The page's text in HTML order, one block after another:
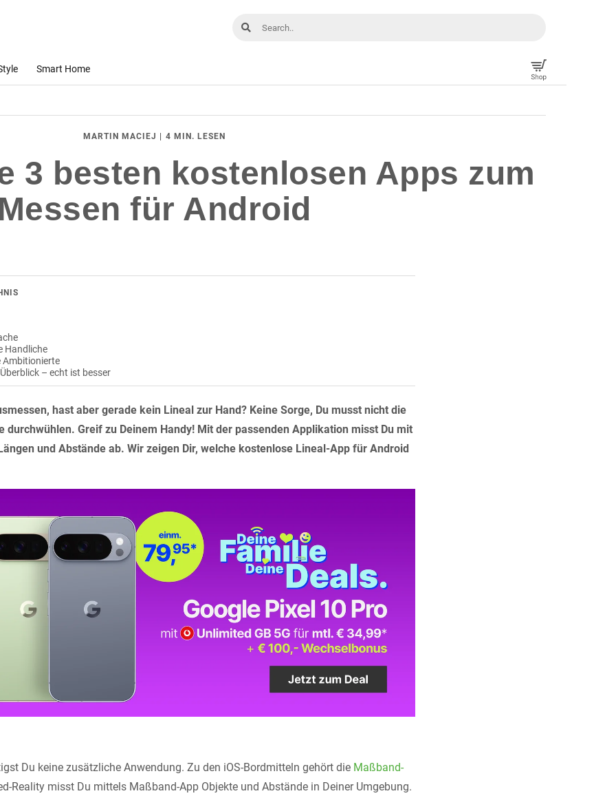
Smart Home
MARTIN MACIEJ 4 MIN. LESEN
3 besten kostenlosen Apps zum
für Android
Handliche
Ambitionierte
– echt ist besser
hast aber gerade kein Lineal zur Hand? Keine Sorge, Du musst nicht die
durchwühlen. Greif zu Deinem Handy! Mit der passenden Applikation misst Du mit
und Abstände ab. Wir zeigen Dir, welche kostenlose Lineal-App für Android
Du keine zusätzliche Anwendung. Zu den iOS-Bordmitteln gehört die Maßband-
Reality misst Du mittels Maßband-App Objekte und Abstände in Deiner Umgebung.